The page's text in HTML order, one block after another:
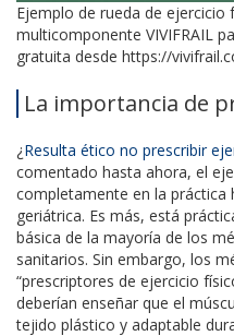
Ejemplo de rueda de ejercicio
multicomponente VIVIFRAIL
gratuita desde https://
La importancia de
¿Resulta ético no prescribir
comentado hasta ahora, el
completamente en la práctica
geriátrica. Es más, está
básica de la mayoría de los
sanitarios. Sin embargo, los
“prescriptores de ejercicio
deberían enseñar que el
tejido plástico y adaptable